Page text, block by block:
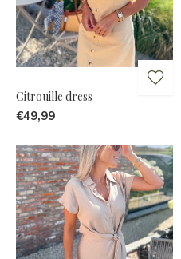
Citrouille dress
€49,99